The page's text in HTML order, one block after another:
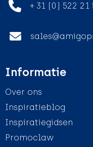
+ 31 (0) 522 21
Informatie
Over ons
Inspiratieblog
Inspiratiegidsen
Promoclaw